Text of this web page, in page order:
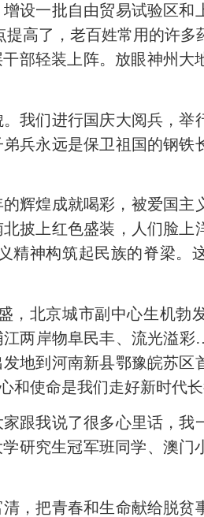
一批自由贸易试验区和
高了，老百姓常用的许多
部轻装上阵。放眼神州大
们进行国庆大阅兵，举
兵永远是保卫祖国的钢铁
辉煌成就喝彩，被爱国主
披上红色盛装，人们脸上
精神构筑起民族的脊梁。
北京城市副中心生机勃
两岸物阜民丰、流光溢
地到河南新县鄂豫皖苏区
使命是我们走好新时代长
我说了很多心里话，我
研究生冠军班同学、澳门
把青春和生命献给脱贫